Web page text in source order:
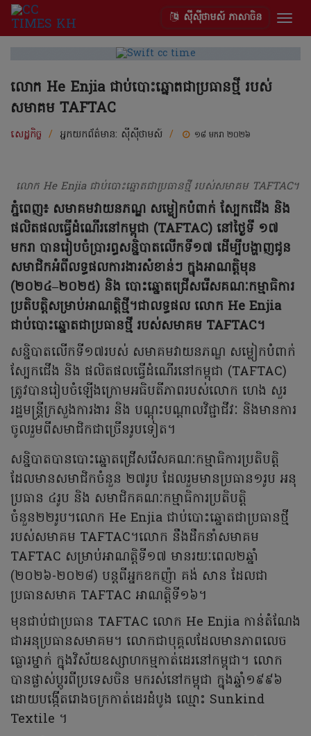
ស៊ីស៊ីថាមស៍ ភាសាចិន
លោក He Enjia ជាប់បោះឆ្នោតជាប្រធានថ្មី របស់
សមាគម TAFTAC
សេដ្ឋកិច្ច / អ្នកយកព័ត៌មាន: ស៊ីស៊ីថាមស៍ / ១៨ មករា ២០២៦
លោក He Enjia ជាប់បោះឆ្នោតជាប្រធានថ្មី របស់សមាគម TAFTAC។
ភ្នំពេញ៖ សមាគមវាយនភណ្ឌ សម្លៀកបំពាក់ ស្បែកជើង និង
ផលិតផលធ្វើដំណើរនៅកម្ពុជា (TAFTAC) នៅថ្ងៃទី ១៧
មករា បានរៀបចំប្រារព្ធសន្និបាតលើកទី១៧ ដើម្បីបង្ហាញជូន
សមាជិកអំពីលទ្ធផលការងារសំខាន់ៗ ក្នុងអាណត្តិមុន
(២០២៤–២០២៥) និង បោះឆ្នោតជ្រើសរើសគណៈកម្មាធិការ
ប្រតិបត្តិសម្រាប់អាណត្តិថ្មី។ជាលទ្ធផល លោក He Enjia
ជាប់បោះឆ្នោតជាប្រធានថ្មី របស់សមាគម TAFTAC។
សន្និបាតលើកទី១៧របស់ សមាគមវាយនភណ្ឌ សម្លៀកបំពាក់
ស្បែកជើង និង ផលិតផលធ្វើដំណើរនៅកម្ពុជា (TAFTAC)
ត្រូវបានរៀបចំឡើងក្រោមអធិបតីភាពរបស់លោក ហេង សួរ
រដ្ឋមន្ត្រីក្រសួងការងារ និង បណ្តុះបណ្តាលវិជ្ជាជីវៈ និងមានការ
ចូលរួមពីសមាជិកជាច្រើនរូបទៀត។
សន្និបាតបានបោះឆ្នោតជ្រើសរើសគណៈកម្មាធិការប្រតិបត្តិ
ដែលមានសមាជិកចំនួន ២៧រូប ដែលរួមមានប្រធាន១រូប អនុ
ប្រធាន ៤រូប និង សមាជិកគណៈកម្មាធិការប្រតិបត្តិ
ចំនួន២២រូប។លោក He Enjia ជាប់បោះឆ្នោតជាប្រធានថ្មី
របស់សមាគម TAFTAC។លោក នឹងដឹកនាំសមាគម
TAFTAC សម្រាប់អាណត្តិទី១៧ មានរយៈពេល២ឆ្នាំ
(២០២៦-២០២៨) បន្តពីអ្នកឧកញ៉ា គង់ សាន ដែលជា
ប្រធានសមាគ TAFTAC អាណត្តិទី១៦។
មុនជាប់ជាប្រធាន TAFTAC លោក He Enjia កាន់តំណែង
ជាអនុប្រធានសមាគម។ លោកជាបុគ្គលដែលមានភាពលេច
ធ្លោរម្នាក់ ក្នុងវិស័យឧស្សាហកម្មកាត់ដេរនៅកម្ពុជា។ លោក
បានផ្លាស់ប្តូរពីប្រទេសចិន មករស់នៅកម្ពុជា ក្នុងឆ្នាំ១៩៩៦
ដោយបង្កើតរោងចក្រកាត់ដេរដំបូង ឈ្មោះ Sunkind
Textile ។